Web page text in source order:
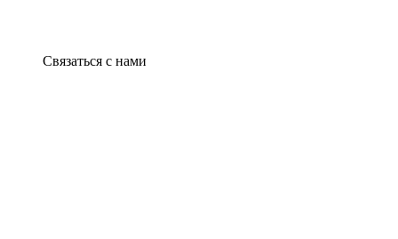
Связаться с нами